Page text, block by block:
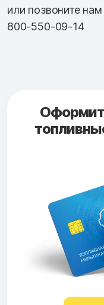
или позвоните
800-550-09-14